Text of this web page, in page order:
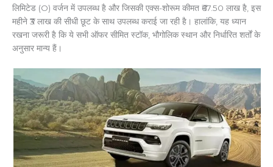
लिमिटेड (O) वर्जन में उपलब्ध है और जिसकी एक्स-शोरूम कीमत ₹67.50 लाख है, इस
महीने ₹3 लाख की सीधी छूट के साथ उपलब्ध कराई जा रही है। हालांकि, यह ध्यान
रखना जरूरी है कि ये सभी ऑफर सीमित स्टॉक, भौगोलिक स्थान और निर्धारित शर्तों के
अनुसार मान्य हैं।